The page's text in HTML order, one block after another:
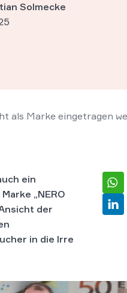
Solmecke
als Marke eingetragen
ein
„NERO
der
in die Irre